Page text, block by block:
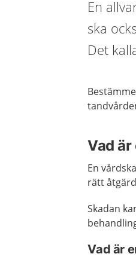
En
ska
Det
Vad är
En
rätt
Skadan
Vad är